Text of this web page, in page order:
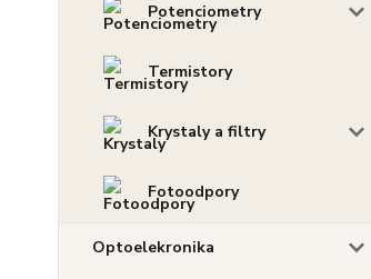
Potenciometry
Termistory
Krystaly a filtry
Fotoodpory
Optoelekronika